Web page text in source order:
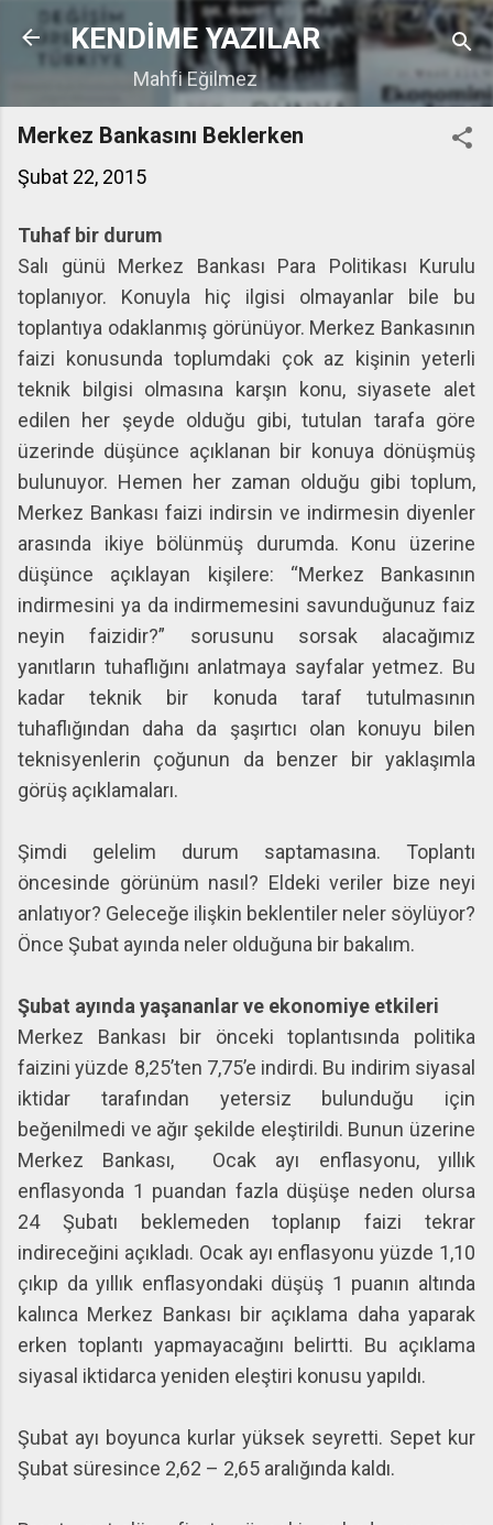
Ana içeriğe atla
KENDİME YAZILAR
Mahfi Eğilmez
Merkez Bankasını Beklerken
Şubat 22, 2015
Tuhaf bir durum
Salı günü Merkez Bankası Para Politikası Kurulu
toplanıyor. Konuyla hiç ilgisi olmayanlar bile bu
toplantıya odaklanmış görünüyor. Merkez Bankasının
faizi konusunda toplumdaki çok az kişinin yeterli
teknik bilgisi olmasına karşın konu, siyasete alet
edilen her şeyde olduğu gibi, tutulan tarafa göre
üzerinde düşünce açıklanan bir konuya dönüşmüş
bulunuyor. Hemen her zaman olduğu gibi toplum,
Merkez Bankası faizi indirsin ve indirmesin diyenler
arasında ikiye bölünmüş durumda. Konu üzerine
düşünce açıklayan kişilere: “Merkez Bankasının
indirmesini ya da indirmemesini savunduğunuz faiz
neyin faizidir?” sorusunu sorsak alacağımız
yanıtların tuhaflığını anlatmaya sayfalar yetmez. Bu
kadar teknik bir konuda taraf tutulmasının
tuhaflığından daha da şaşırtıcı olan konuyu bilen
teknisyenlerin çoğunun da benzer bir yaklaşımla
görüş açıklamaları.
Şimdi gelelim durum saptamasına. Toplantı
öncesinde görünüm nasıl? Eldeki veriler bize neyi
anlatıyor? Geleceğe ilişkin beklentiler neler söylüyor?
Önce Şubat ayında neler olduğuna bir bakalım.
Şubat ayında yaşananlar ve ekonomiye etkileri
Merkez Bankası bir önceki toplantısında politika
faizini yüzde 8,25’ten 7,75’e indirdi. Bu indirim siyasal
iktidar tarafından yetersiz bulunduğu için
beğenilmedi ve ağır şekilde eleştirildi. Bunun üzerine
Merkez Bankası, Ocak ayı enflasyonu, yıllık
enflasyonda 1 puandan fazla düşüşe neden olursa
24 Şubatı beklemeden toplanıp faizi tekrar
indireceğini açıkladı. Ocak ayı enflasyonu yüzde 1,10
çıkıp da yıllık enflasyondaki düşüş 1 puanın altında
kalınca Merkez Bankası bir açıklama daha yaparak
erken toplantı yapmayacağını belirtti. Bu açıklama
siyasal iktidarca yeniden eleştiri konusu yapıldı.
Şubat ayı boyunca kurlar yüksek seyretti. Sepet kur
Şubat süresince 2,62 – 2,65 aralığında kaldı.